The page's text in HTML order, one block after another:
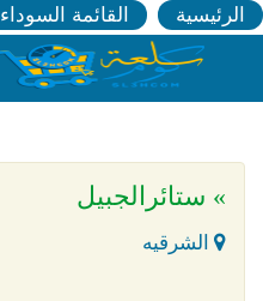
الرئيسية القائمة السوداء
» ستائرالجبيل
الشرقيه